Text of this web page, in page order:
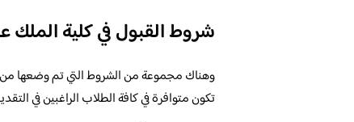
شروط القبول في كلية الملك
وهناك مجموعة من الشروط التي تم وضعها من
تكون متوافرة في كافة الطلاب الراغبين في